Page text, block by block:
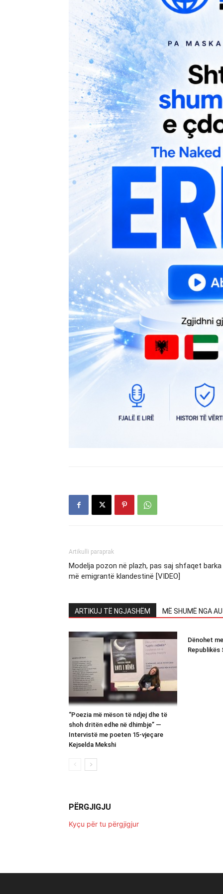
Artikulli paraprak
Modelja pozon në plazh, pas saj shfaqet barka
më emigrantë klandestinë [VIDEO]
ARTIKUJ TË NGJASHËM MË SHUMË NGA
“Poezia më mëson të ndjej dhe të
shoh dritën edhe në dhimbje” —
Intervistë me poeten 15-vjeçare
Kejselda Mekshi
Dënohet
Republikës
PËRGJIGJU
Kyçu për tu përgjigjur